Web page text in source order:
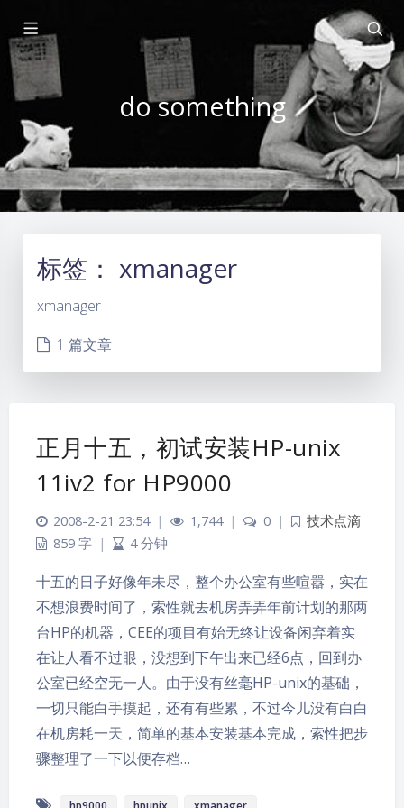
do something
夜间模式
标签： xmanager
xmanager
1 篇文章
正月十五，初试安装HP-unix
11iv2 for HP9000
2008-2-21 23:54 | 1,744 | 0 |
技术点滴
859 字 | 4 分钟
十五的日子好像年未尽，整个办公室有些喧嚣，实在
不想浪费时间了，索性就去机房弄弄年前计划的那两
台HP的机器，CEE的项目有始无终让设备闲弃着实
在让人看不过眼，没想到下午出来已经6点，回到办
公室已经空无一人。由于没有丝毫HP-unix的基础，
一切只能白手摸起，还有有些累，不过今儿没有白白
在机房耗一天，简单的基本安装基本完成，索性把步
骤整理了一下以便存档…